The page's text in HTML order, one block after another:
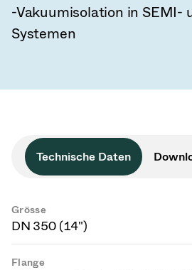
-Vakuumisolation in SEMI-
Systemen
Technische Daten
Grösse
DN 350 (14")
Flange